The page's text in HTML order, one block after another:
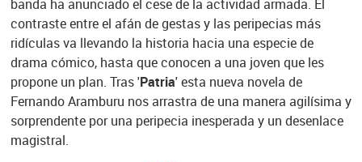
banda ha anunciado el cese de la actividad armada. El
contraste entre el afán de gestas y las peripecias más
ridículas va llevando la historia hacia una especie de
drama cómico, hasta que conocen a una joven que les
propone un plan. Tras 'Patria' esta nueva novela de
Fernando Aramburu nos arrastra de una manera agilísima y
sorprendente por una peripecia inesperada y un desenlace
magistral.